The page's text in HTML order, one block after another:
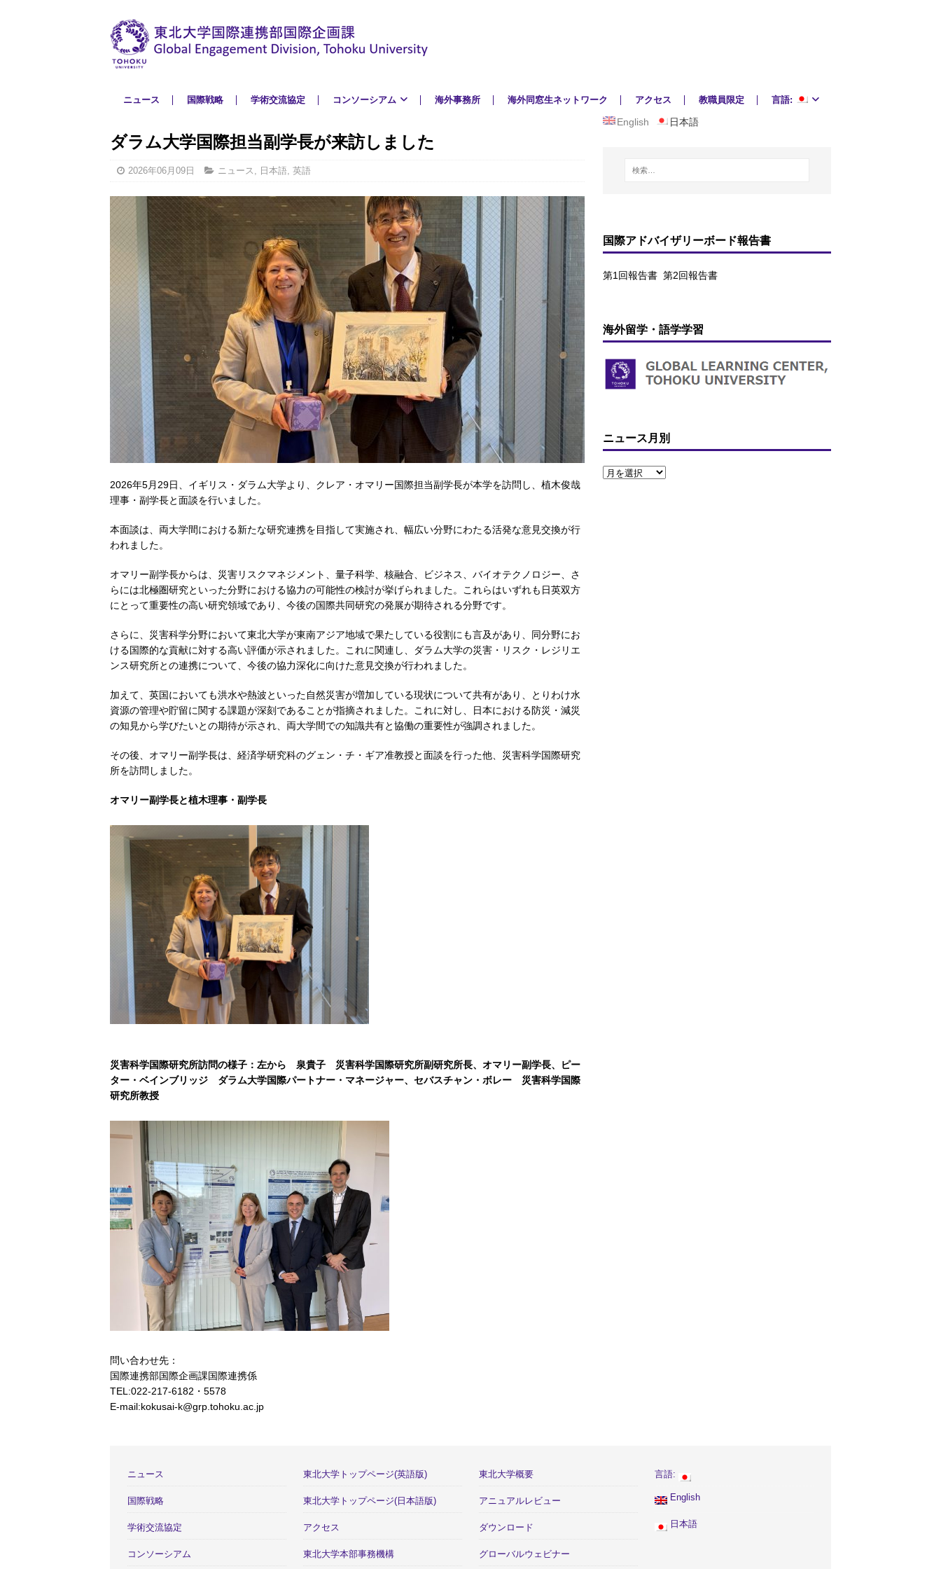
ニュース 国際戦略 学術交流協定 コンソーシアム 海外事務所 海外同窓生ネットワーク アクセス 教職員限定 言語:
ダラム大学国際担当副学長が来訪しました
2026年06月09日 ニュース , 日本語, 英語
2026年5月29日、イギリス・ダラム大学より、クレア・オマリー国際担当副学長が本学を訪問し、植木俊哉
理事・副学長と面談を行いました。
本面談は、両大学間における新たな研究連携を目指して実施され、幅広い分野にわたる活発な意見交換が行
われました。
オマリー副学長からは、災害リスクマネジメント、量子科学、核融合、ビジネス、バイオテクノロジー、さ
らには北極圏研究といった分野における協力の可能性の検討が挙げられました。これらはいずれも日英双方
にとって重要性の高い研究領域であり、今後の国際共同研究の発展が期待される分野です。
さらに、災害科学分野において東北大学が東南アジア地域で果たしている役割にも言及があり、同分野にお
ける国際的な貢献に対する高い評価が示されました。これに関連し、ダラム大学の災害・リスク・レジリエ
ンス研究所との連携について、今後の協力深化に向けた意見交換が行われました。
加えて、英国においても洪水や熱波といった自然災害が増加している現状について共有があり、とりわけ水
資源の管理や貯留に関する課題が深刻であることが指摘されました。これに対し、日本における防災・減災
の知見から学びたいとの期待が示され、両大学間での知識共有と協働の重要性が強調されました。
その後、オマリー副学長は、経済学研究科のグェン・チ・ギア准教授と面談を行った他、災害科学国際研究
所を訪問しました。
オマリー副学長と植木理事・副学長
災害科学国際研究所訪問の様子：左から 泉貴子 災害科学国際研究所副研究所長、オマリー副学長、ピー
ター・ベインブリッジ ダラム大学国際パートナー・マネージャー、セバスチャン・ボレー 災害科学国際
研究所教授
問い合わせ先：
国際連携部国際企画課国際連携係
TEL:022-217-6182・5578
E-mail:kokusai-k@grp.tohoku.ac.jp
English 日本語
国際アドバイザリーボード報告書
第1回報告書 第2回報告書
海外留学・語学学習
ニュース月別
ニュース
国際戦略
学術交流協定
コンソーシアム
東北大学トップページ(英語版)
東北大学トップページ(日本語版)
アクセス
東北大学本部事務機構
東北大学概要
アニュアルレビュー
ダウンロード
グローバルウェビナー
言語:
English
日本語